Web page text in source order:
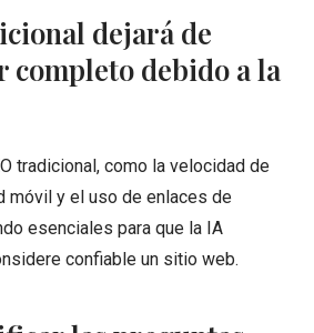
dejará de
completo debido a la
tradicional, como la velocidad de
móvil y el uso de enlaces de
esenciales para que la IA
confiable un sitio web.